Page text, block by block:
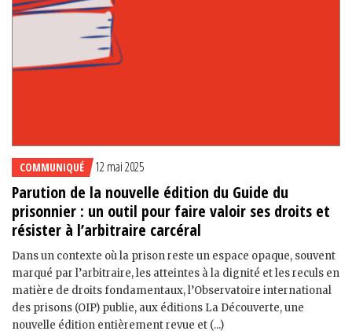
COMMUNIQUÉ 12 mai 2025
Parution de la nouvelle édition du Guide du
prisonnier : un outil pour faire valoir ses droits et
résister à l’arbitraire carcéral
Dans un contexte où la prison reste un espace opaque, souvent
marqué par l’arbitraire, les atteintes à la dignité et les reculs en
matière de droits fondamentaux, l’Observatoire international
des prisons (OIP) publie, aux éditions La Découverte, une
nouvelle édition entièrement revue et (...)